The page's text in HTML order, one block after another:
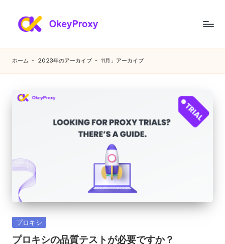
あ
ら
ゆ
る
に
対
応
す
る
力
住
シ、
無
の
Web
プ
ロ
キ
ホーム - 2023年のアーカイブ - 11月」アーカイブ
カプロキシ
プロキシの品質テストが必要ですか？